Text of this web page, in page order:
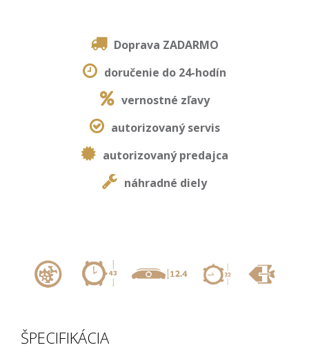
Doprava ZADARMO
doručenie do 24-hodín
vernostné zľavy
autorizovaný servis
autorizovaný predajca
náhradné diely
ŠPECIFIKÁCIA